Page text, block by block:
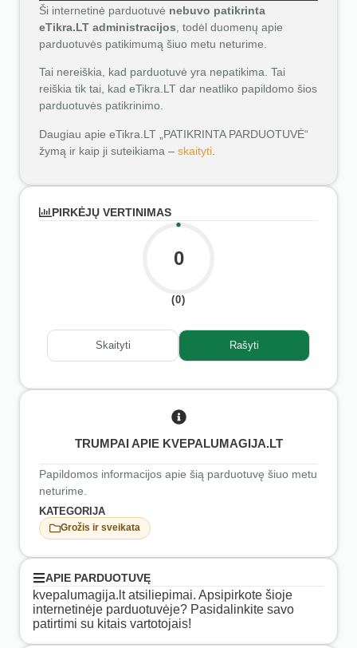
Ši internetinė parduotuvė nebuvo patikrinta
eTikra.LT administracijos , todėl duomenų apie
parduotuvės patikimumą šiuo metu neturime.
Tai nereiškia, kad parduotuvė yra nepatikima. Tai
reiškia tik tai, kad eTikra.LT dar neatliko papildomo šios
parduotuvės patikrinimo.
Daugiau apie eTikra.LT „PATIKRINTA PARDUOTUVĖ“
žymą ir kaip ji suteikiama – skaityti
PIRKĖJŲ VERTINIMAS
0
(0)
Skaityti Rašyti
TRUMPAI APIE KVEPALUMAGIJA.LT
Papildomos informacijos apie šią parduotuvę šiuo metu
neturime.
KATEGORIJA
Grožis ir sveikata
APIE PARDUOTUVĘ
kvepalumagija.lt atsiliepimai. Apsipirkote šioje
internetinėje parduotuvėje? Pasidalinkite savo
patirtimi su kitais vartotojais!